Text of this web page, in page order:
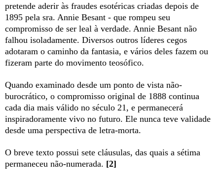
pretende aderir às fraudes esotéricas criadas depois de
1895 pela sra. Annie Besant - que rompeu seu
compromisso de ser leal à verdade. Annie Besant não
falhou isoladamente. Diversos outros líderes cegos
adotaram o caminho da fantasia, e vários deles fazem ou
fizeram parte do movimento teosófico.
Quando examinado desde um ponto de vista não-
burocrático, o compromisso original de 1888 continua
cada dia mais válido no século 21, e permanecerá
inspiradoramente vivo no futuro. Ele nunca teve validade
desde uma perspectiva de letra-morta.
O breve texto possui sete cláusulas, das quais a sétima
permaneceu não-numerada. [2]